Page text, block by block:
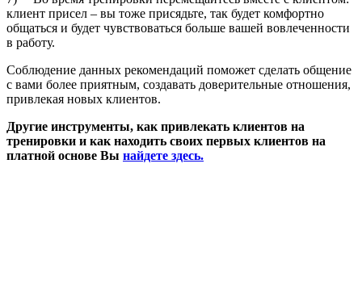
клиент присел – вы тоже присядьте, так будет комфортно
общаться и будет чувствоваться больше вашей вовлеченности
в работу.
Соблюдение данных рекомендаций поможет сделать общение
с вами более приятным, создавать доверительные отношения,
привлекая новых клиентов.
Другие инструменты, как привлекать клиентов на
тренировки и как находить своих первых клиентов на
платной основе Вы найдете здесь.